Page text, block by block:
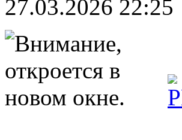
27.03.2026 22:25